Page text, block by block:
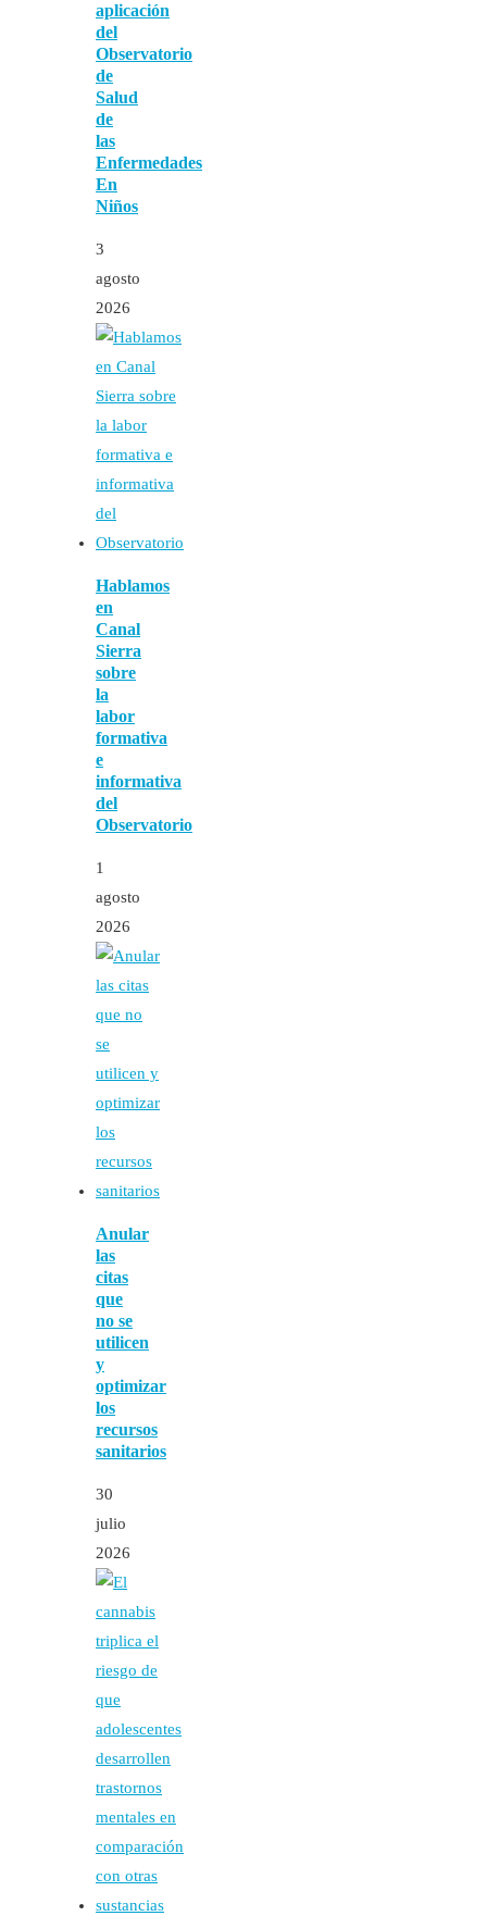
aplicación
del
Observatorio
de
Salud
de
las
Enfermedades
En
Niños
3
agosto
2026
Hablamos
en
Canal
Sierra
sobre
la
labor
formativa
e
informativa
del
Observatorio
1
agosto
2026
Anular
las
citas
que
no se
utilicen
y
optimizar
los
recursos
sanitarios
30
julio
2026